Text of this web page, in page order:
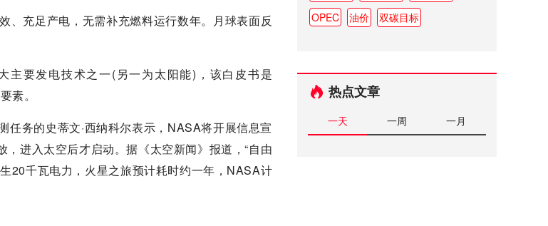
、充足产电，无需补充燃料运行数年。月球表面反
主要发电技术之一(另一为太阳能)，该白皮书是
素。
务的史蒂文·西纳科尔表示，NASA将开展信息宣
进入太空后才启动。据《太空新闻》报道，“自由
20千瓦电力，火星之旅预计耗时约一年，NASA计
OPEC
油价 双碳目标
热点文章
一天 一周 一月